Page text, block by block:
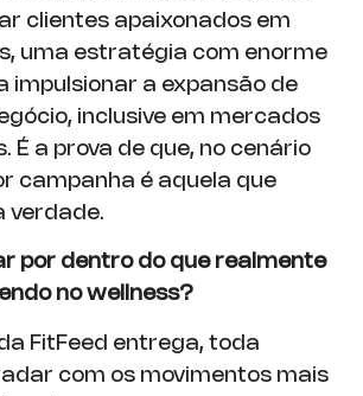
clientes apaixonados em
uma estratégia com enorme
impulsionar a expansão de
inclusive em mercados
É a prova de que, no cenário
campanha é aquela que
verdade.
por dentro do que realmente
no wellness?
FitFeed entrega, toda
com os movimentos mais